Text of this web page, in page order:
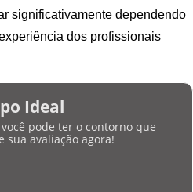
significativamente dependendo
dos profissionais
Ideal
pode ter o contorno que
sua avaliação agora!